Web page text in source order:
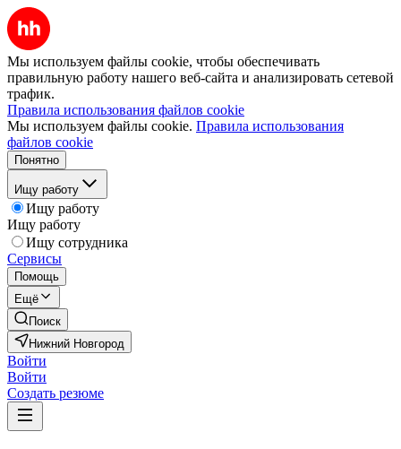
Мы используем файлы cookie, чтобы обеспечивать
правильную работу нашего веб-сайта и анализировать сетевой
трафик.
Правила использования файлов cookie
Мы используем файлы cookie. Правила использования
файлов cookie
Понятно
Ищу работу
Ищу работу
Ищу работу
Ищу сотрудника
Сервисы
Помощь
Ещё
Поиск
Нижний Новгород
Войти
Войти
Создать резюме